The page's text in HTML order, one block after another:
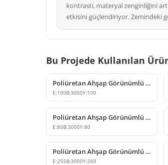
kontrastı, materyal zenginliğini
etkisini güçlendiriyor. Zemindeki
Bu Projede Kullanılan
Poliüretan Ahşap Görünümlü Kiriş ve Kütük Modelleri
E:100B:3000Y:100
Poliüretan Ahşap Görünümlü Kiriş ve Mertek Modelleri
E:80B:3000Y:80
Poliüretan Ahşap Görünümlü Dekoratif Kiriş Kütük Modeli
E:255B:3000Y:260